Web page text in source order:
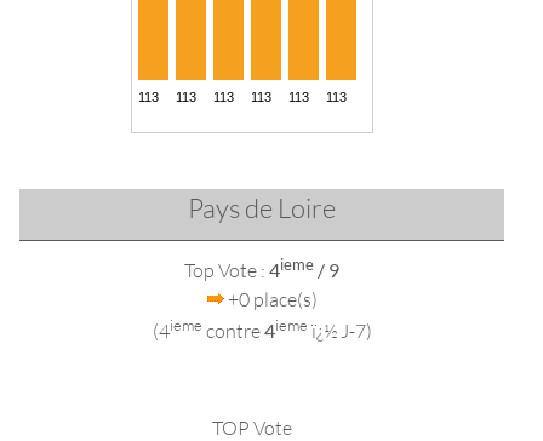
Pays de Loire
Top Vote : 4ieme / 9
+0 place(s)
(4ieme contre4ieme ï¿½ J-7)
TOP Vote